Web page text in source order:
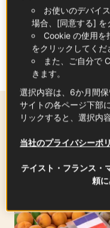
タグ
肉類 ビーフ
同
お使いのデバイ
場合、[同意する] を
Cookie の使用を
をクリックしてくだ
また、ご自分で
きます。
選択内容は、6か月間保
サイトの各ページ下部
リックすると、選択内
当社のプライバシーポ
テイスト・フランス・
頼